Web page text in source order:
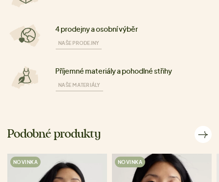
4 prodejny a osobní výběr
NAŠE PRODEJNY
Příjemné materiály a pohodlné střihy
NAŠE MATERIÁLY
Podobné produkty
NOVINKA NOVINKA